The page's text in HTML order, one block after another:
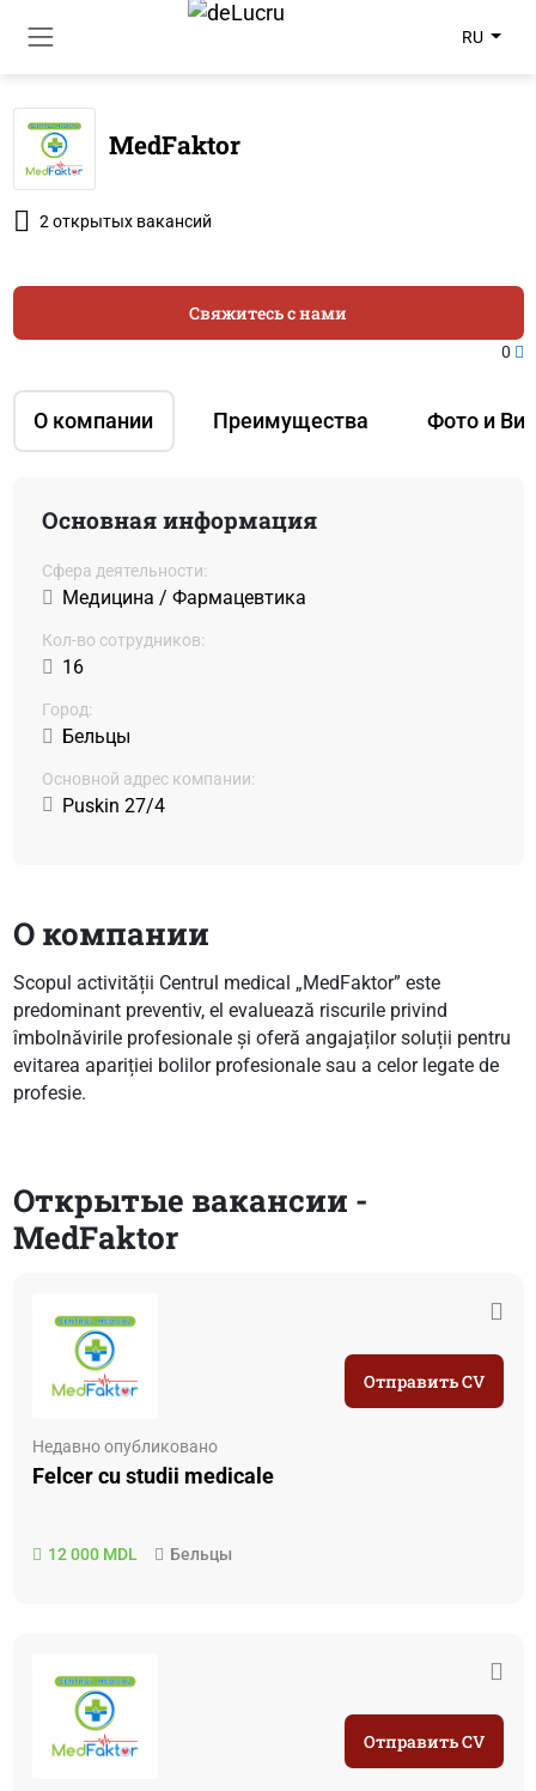
RU
MedFaktor
2 открытых вакансий
О компании Преимущества Фото и
Свяжитесь с нами
0
Основная информация
Сфера деятельности:
Медицина / Фармацевтика
Кол-во сотрудников:
16
Город:
Бельцы
Основной адрес компании:
Puskin 27/4
О компании
Scopul activității Centrul medical „MedFaktor” este
predominant preventiv, el evaluează riscurile privind
îmbolnăvirile profesionale și oferă angajaților soluții pentru
evitarea apariției bolilor profesionale sau a celor legate de
profesie.
Открытые вакансии -
MedFaktor
Недавно опубликовано
Felcer cu studii medicale
12 000 MDL Бельцы
Отправить CV
Отправить CV